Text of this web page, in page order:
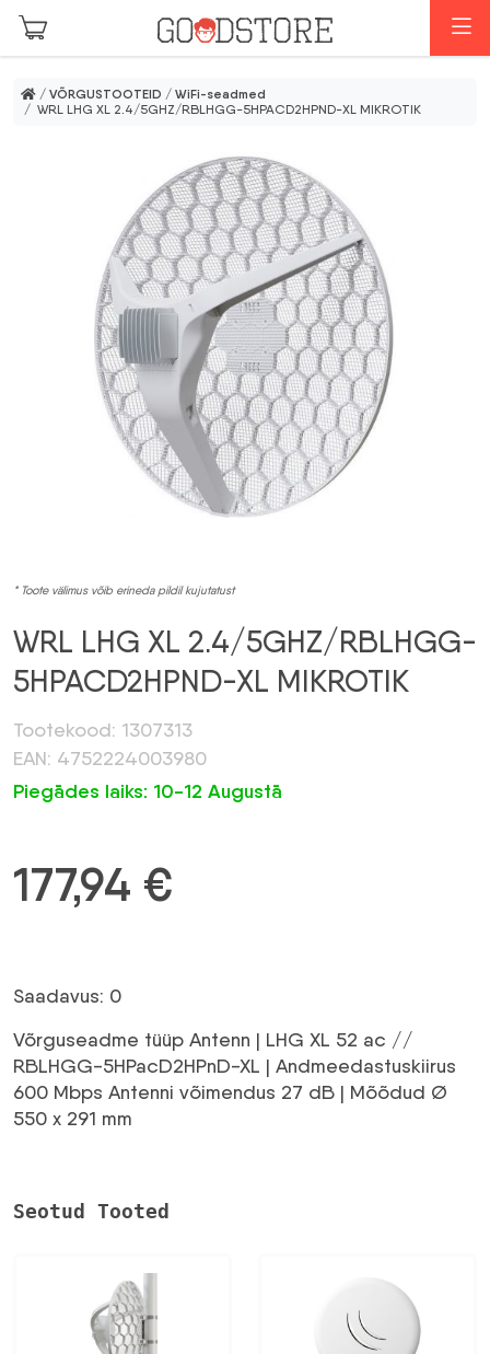
Skip to main content
/ VÕRGUSTOOTEID / WiFi-seadmed
/ WRL LHG XL 2.4/5GHZ/RBLHGG-5HPACD2HPND-XL MIKROTIK
* Toote välimus võib erineda pildil kujutatust
WRL LHG XL 2.4/5GHZ/RBLHGG-
5HPACD2HPND-XL MIKROTIK
Tootekood: 1307313
EAN: 4752224003980
Piegādes laiks: 10-12 Augustā
177,94 €
Saadavus: 0
Võrguseadme tüüp Antenn | LHG XL 52 ac //
RBLHGG-5HPacD2HPnD-XL | Andmeedastuskiirus
600 Mbps Antenni võimendus 27 dB | Mõõdud Ø
550 x 291 mm
Seotud Tooted